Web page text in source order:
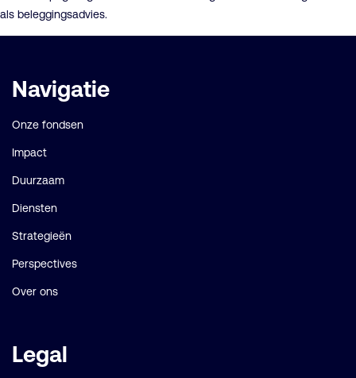
als beleggingsadvies.
Belangrijke
links
Navigatie
Onze fondsen
Impact
Duurzaam
Diensten
Strategieën
Perspectives
Over ons
Legal